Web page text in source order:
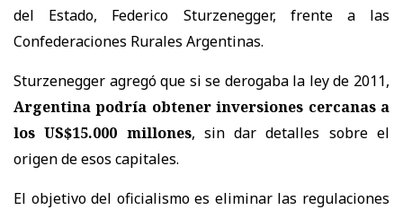
del Estado, Federico Sturzenegger, frente a las
Confederaciones Rurales Argentinas.
Sturzenegger agregó que si se derogaba la ley de 2011,
Argentina podría obtener inversiones cercanas a
los US$15.000 millones, sin dar detalles sobre el
origen de esos capitales.
El objetivo del oficialismo es eliminar las regulaciones